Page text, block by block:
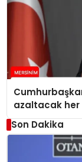
azaltacak her
Son Dakika